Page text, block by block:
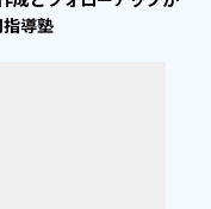
導塾